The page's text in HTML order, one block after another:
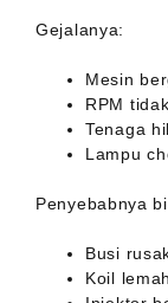
Gejalanya:
Mesin
RPM
Tenaga
Lampu
Penyebabnya
Busi
Koil lemah